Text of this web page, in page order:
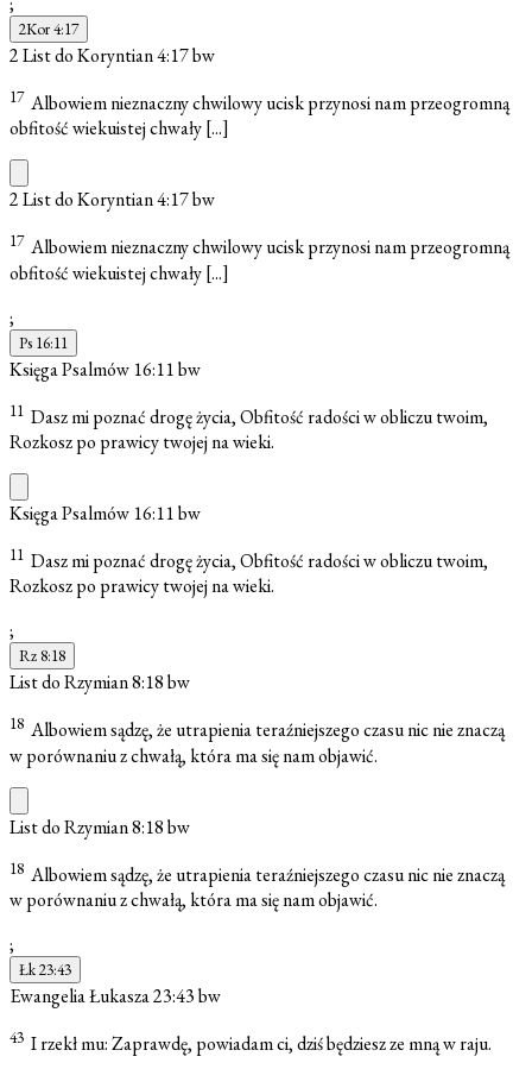
2Kor 4:17
2 List do Koryntian 4:17bw
17 Albowiem nieznaczny chwilowy ucisk przynosi nam przeogromną
obfitość wiekuistej chwały[...]
2 List do Koryntian 4:17bw
17 Albowiem nieznaczny chwilowy ucisk przynosi nam przeogromną
obfitość wiekuistej chwały[...]
;
Ps 16:11
Księga Psalmów 16:11bw
11 Dasz mi poznać drogę życia, Obfitość radości w obliczu twoim,
Rozkosz po prawicy twojej na wieki.
Księga Psalmów 16:11bw
11 Dasz mi poznać drogę życia, Obfitość radości w obliczu twoim,
Rozkosz po prawicy twojej na wieki.
;
Rz 8:18
List do Rzymian 8:18bw
18 Albowiem sądzę, że utrapienia teraźniejszego czasu nic nie znaczą
w porównaniu z chwałą, która ma się nam objawić.
List do Rzymian 8:18bw
18 Albowiem sądzę, że utrapienia teraźniejszego czasu nic nie znaczą
w porównaniu z chwałą, która ma się nam objawić.
;
Łk 23:43
Ewangelia Łukasza 23:43bw
43 I rzekł mu: Zaprawdę, powiadam ci, dziś będziesz ze mną w raju.